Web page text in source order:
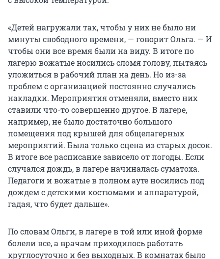
«Детей нагружали так, чтобы у них не было ни
минуты свободного времени, — говорит Ольга. — И
чтобы они все время были на виду. В итоге по
лагерю вожатые носились сломя голову, пытаясь
уложиться в рабочий план на день. Но из-за
проблем с организацией постоянно случались
накладки. Мероприятия отменяли, вместо них
ставили что-то совершенно другое. В лагере,
например, не было достаточно большого
помещения под крышей для общелагерных
мероприятий. Была только сцена из старых досок.
В итоге все расписание зависело от погоды. Если
случался дождь, в лагере начиналась суматоха.
Педагоги и вожатые в полном ауте носились под
дождем с детскими костюмами и аппаратурой,
гадая, что будет дальше».
По словам Ольги, в лагере в той или иной форме
болели все, а врачам приходилось работать
круглосуточно и без выходных. В комнатах было